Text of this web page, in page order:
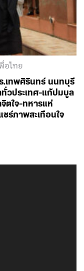
อไทย
.เทพศิรินทร์ นนทบุรี
วประเทศ-แก้ปมบูล
ตใจ-ทหารแห่
ร์ภาพสะเทือนใจ